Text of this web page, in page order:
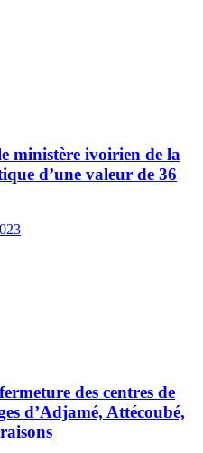
ministère ivoirien de la
d’une valeur de 36
des centres de
d’Adjamé, Attécoubé,